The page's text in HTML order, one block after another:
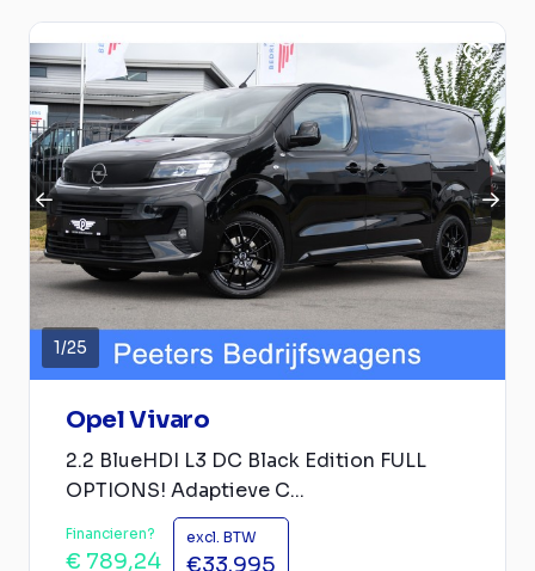
1/25
Opel Vivaro
2.2 BlueHDI L3 DC Black Edition FULL
OPTIONS! Adaptieve C...
Financieren?
€ 789,24
excl. BTW
€33.995